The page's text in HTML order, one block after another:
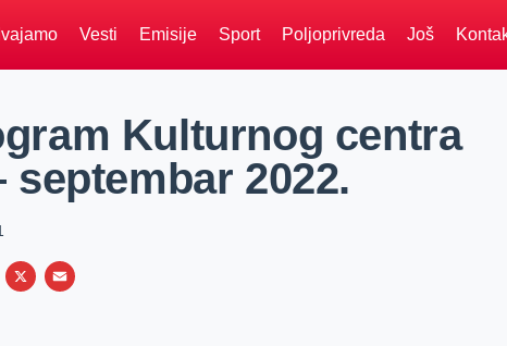
Vesti Emisije Sport Poljoprivreda Još
Kulturnog centra
septembar 2022.
W
X